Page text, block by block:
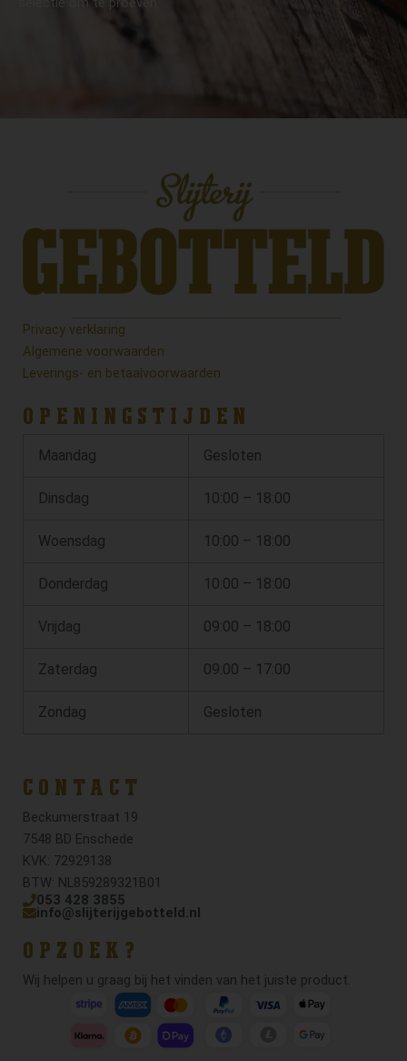
Privacy verklaring
Algemene voorwaarden
Leverings- en betaalvoorwaarden
OPENINGSTIJDEN
Maandag Gesloten
Dinsdag 10:00 – 18:00
Woensdag 10:00 – 18:00
Donderdag 10:00 – 18:00
Vrijdag 09:00 – 18:00
Zaterdag 09:00 – 17:00
Zondag Gesloten
CONTACT
Beckumerstraat 19
7548 BD Enschede
KVK: 72929138
BTW: NL859289321B01
053 428 3855
info@slijterijgebotteld.nl
OPZOEK?
Wij helpen u graag bij het vinden van het juiste product.